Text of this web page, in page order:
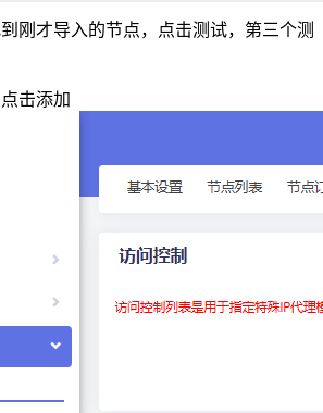
刚才导入的节点，点击测试，第三个测
击添加